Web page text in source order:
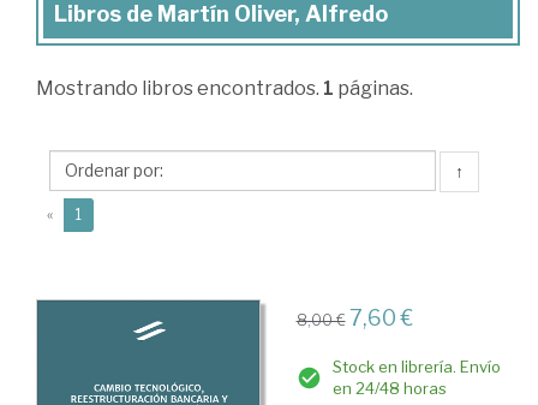
Libros
Martín
Alfredo
Libros de Martín Oliver, Alfredo
Mostrando libros encontrados. 1 páginas.
↑
« 1
8,00 € 7,60 €
Stock en librería. Envío
en 24/48 horas